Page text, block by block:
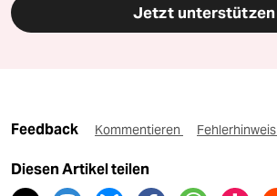
Jetzt unterstützen
Feedback Kommentieren Fehlerhinweis
Diesen Artikel teilen